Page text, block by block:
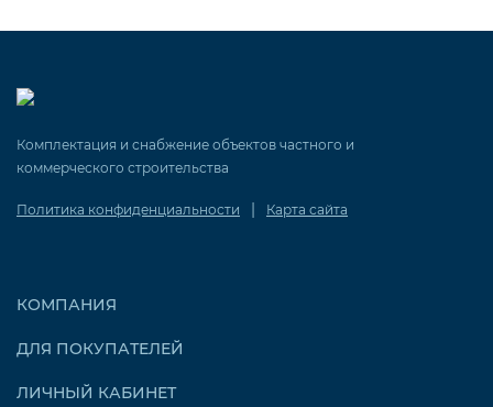
Комплектация и снабжение объектов частного и
коммерческого строительства
Политика конфиденциальности | Карта сайта
КОМПАНИЯ
ДЛЯ ПОКУПАТЕЛЕЙ
ЛИЧНЫЙ КАБИНЕТ